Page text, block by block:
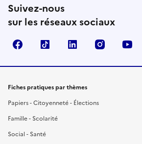
Suivez-nous
sur les réseaux sociaux
FacebookTikTok LinkedIn Instagram
Fiches pratiques par thèmes
Papiers - Citoyenneté - Élections
Famille - Scolarité
Social - Santé